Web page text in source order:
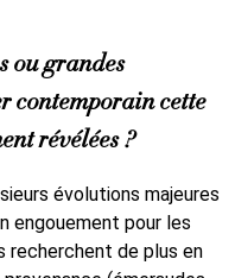
ou grandes
contemporain cette
révélées ?
évolutions majeures
engouement pour les
recherchent de plus en